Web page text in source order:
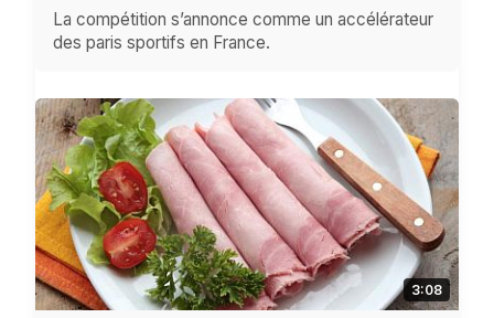
La compétition s’annonce comme un accélérateur
des paris sportifs en France.
3:08